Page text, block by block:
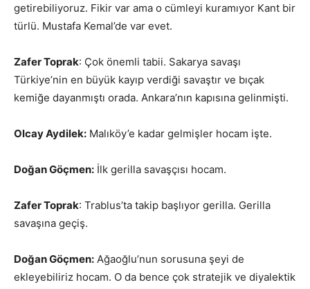
getirebiliyoruz. Fikir var ama o cümleyi kuramıyor Kant bir
türlü. Mustafa Kemal’de var evet.
Zafer Toprak: Çok önemli tabii. Sakarya savaşı
Türkiye’nin en büyük kayıp verdiği savaştır ve bıçak
kemiğe dayanmıştı orada. Ankara’nın kapısına gelinmişti.
Olcay Aydilek: Malıköy’e kadar gelmişler hocam işte.
Doğan Göçmen: İlk gerilla savaşçısı hocam.
Zafer Toprak: Trablus’ta takip başlıyor gerilla. Gerilla
savaşına geçiş.
Doğan Göçmen: Ağaoğlu’nun sorusuna şeyi de
ekleyebiliriz hocam. O da bence çok stratejik ve diyalektik